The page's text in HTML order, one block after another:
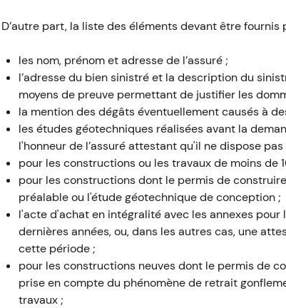
D’autre part, la liste des éléments devant être fournis
les nom, prénom et adresse de l’assuré ;
l’adresse du bien sinistré et la description du
moyens de preuve permettant de justifier les
la mention des dégâts éventuellement causés à
les études géotechniques réalisées avant la
l'honneur de l’assuré attestant qu'il ne dispose
pour les constructions ou les travaux de moins de
pour les constructions dont le permis de
préalable ou l'étude géotechnique de conception ;
l'acte d'achat en intégralité avec les annexes
dernières années, ou, dans les autres cas, une
cette période ;
pour les constructions neuves dont le permis de
prise en compte du phénomène de retrait
travaux ;